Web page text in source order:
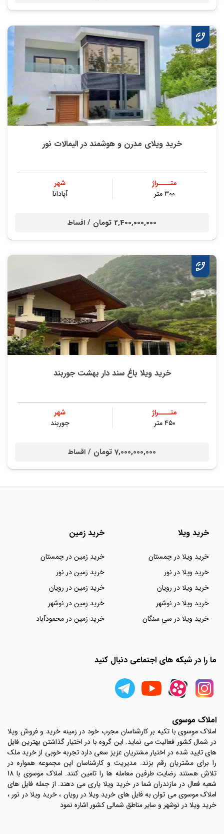
خرید ویلای مدرن و هوشمند در الیمالات نور
متــــراژ
۳۰۰ متر
شهر
آپادانا
2,400,000,000 تومان / اقساط
خرید ویلا باغ سند دار بهشت جوربند
متــــراژ
۴۵۰ متر
شهر
جوربند
7,000,000,000 تومان / اقساط
خرید ویلا
خرید ویلا در چمستان
خرید ویلا در نور
خرید ویلا در رویان
خرید ویلا در نوشهر
خرید ویلا در سی سنگان
خرید زمین
خرید زمین در چمستان
خرید زمین در نور
خرید زمین در رویان
خرید زمین در نوشهر
خرید زمین در محمودآباد
ما را در شبکه های اجتماعی دنبال کنید
املاک موسوی
املاک موسوی با تکیه بر کارشناسان مجرب خود در زمینه خرید و فروش ویلا
در شمال کشور فعالیت می نماید. این گروه با در اختیار گذاشتن بهترین فایل
های تایید شده در اختیار مشتریان عزیز سعی دارد تجربه خوبی از خرید ملک
را برای مشتریان رقم بزند. مدیریت و کارشناسان این مجموعه همواره در
تلاش هستند رضایت طرفین معامله ها را تامین کنند. املاک موسوی با 18
شعبه فعال در مازندران شما در خرید ویلا یاری می دهند. از جمله فایل های
املاک موسوی می توان به فایل های خرید ویلا در رویان ، خرید ویلا در نور ،
خرید ویلا در نوشهر و سایر مناطق شمالی کشور اشاره نمود